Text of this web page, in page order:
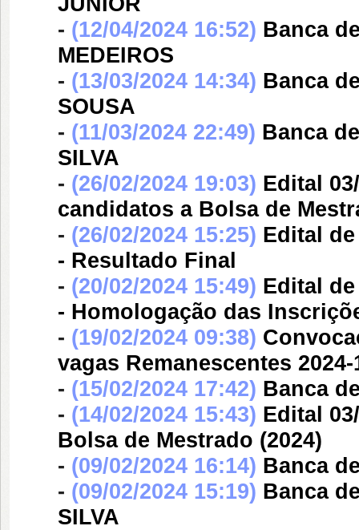
- (12/04/2024 16:52) Banca
MEDEIROS
- (13/03/2024 14:34) Banca
SOUSA
- (11/03/2024 22:49) Banca
SILVA
- (26/02/2024 19:03) Edital
candidatos a Bolsa de
- (26/02/2024 15:25) Edital de
- Resultado Final
- (20/02/2024 15:49) Edital de
- Homologação das
- (19/02/2024 09:38)
vagas Remanescentes 2024-
- (15/02/2024 17:42) Banca
- (14/02/2024 15:43) Edital
Bolsa de Mestrado (2024)
- (09/02/2024 16:14) Banca
- (09/02/2024 15:19) Banca
SILVA